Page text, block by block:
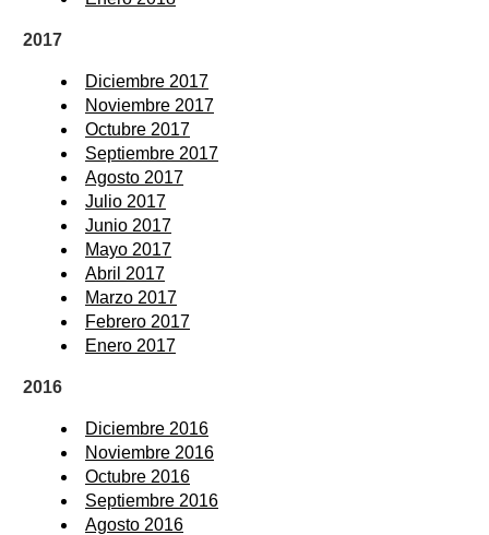
2017
Diciembre 2017
Noviembre 2017
Octubre 2017
Septiembre 2017
Agosto 2017
Julio 2017
Junio 2017
Mayo 2017
Abril 2017
Marzo 2017
Febrero 2017
Enero 2017
2016
Diciembre 2016
Noviembre 2016
Octubre 2016
Septiembre 2016
Agosto 2016